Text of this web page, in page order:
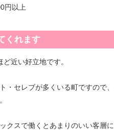
円以上
くれます
近い好立地です。
・セレブが多くいる町ですので
スで働くとあまりのいい客層に